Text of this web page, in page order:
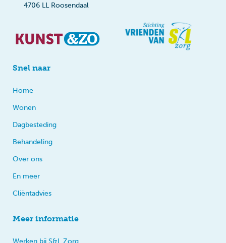
4706 LL Roosendaal
Snel naar
Home
Wonen
Dagbesteding
Behandeling
Over ons
En meer
Cliëntadvies
Meer informatie
Werken bij S&L Zorg